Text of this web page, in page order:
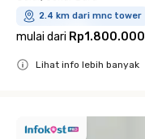
2.4 km dari mnc tower
mulai dari Rp1.800.000
Lihat info lebih banyak